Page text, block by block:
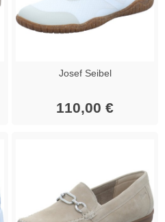
Josef Seibel
110,00 €